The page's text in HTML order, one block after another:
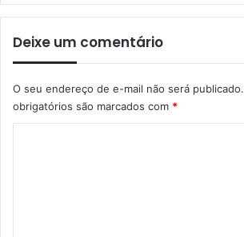
Deixe um comentário
O seu endereço de e-mail não será publicado.
obrigatórios são marcados com *